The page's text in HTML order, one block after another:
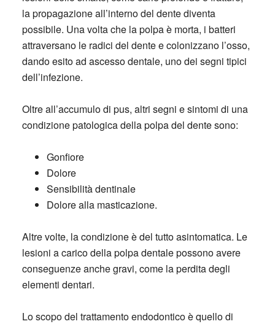
la propagazione all’interno del dente diventa
possibile. Una volta che la polpa è morta, i batteri
attraversano le radici del dente e colonizzano l’osso,
dando esito ad ascesso dentale, uno dei segni tipici
dell’infezione.
Oltre all’accumulo di pus, altri segni e sintomi di una
condizione patologica della polpa del dente sono:
Gonfiore
Dolore
Sensibilità dentinale
Dolore alla masticazione.
Altre volte, la condizione è del tutto asintomatica. Le
lesioni a carico della polpa dentale possono avere
conseguenze anche gravi, come la perdita degli
elementi dentari.
Lo scopo del trattamento endodontico è quello di